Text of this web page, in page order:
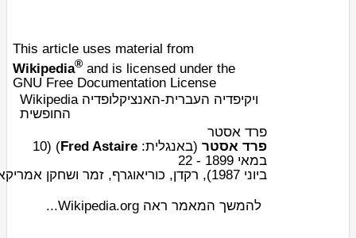
This article uses material from
Wikipedia® and is licensed under the
GNU Free Documentation License
Wikipedia ויקיפדיה העברית-האנציקלופדיה
החופשית
פרד אסטר
פרד אסטר (באנגלית:
Fred Astaire
)‏ (
10
במאי
22
ביוני 1987
), רקדן, כוריאוגרף, זמר ושחקן
להמשך המאמר ראה Wikipedia.org...